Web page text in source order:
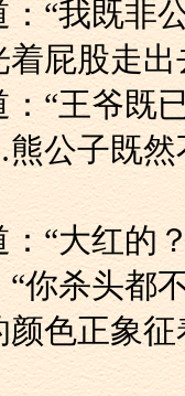
道：“我既
屁股走
道：“王爷
公子既然
道：“大
：“你杀头
颜色正象